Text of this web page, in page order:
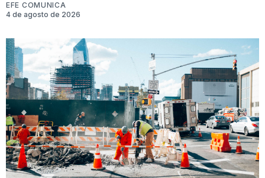
EFE COMUNICA
4 de agosto de 2026